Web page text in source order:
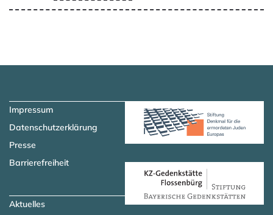
Impressum
Datenschutzerklärung
Presse
Barrierefreiheit
Aktuelles